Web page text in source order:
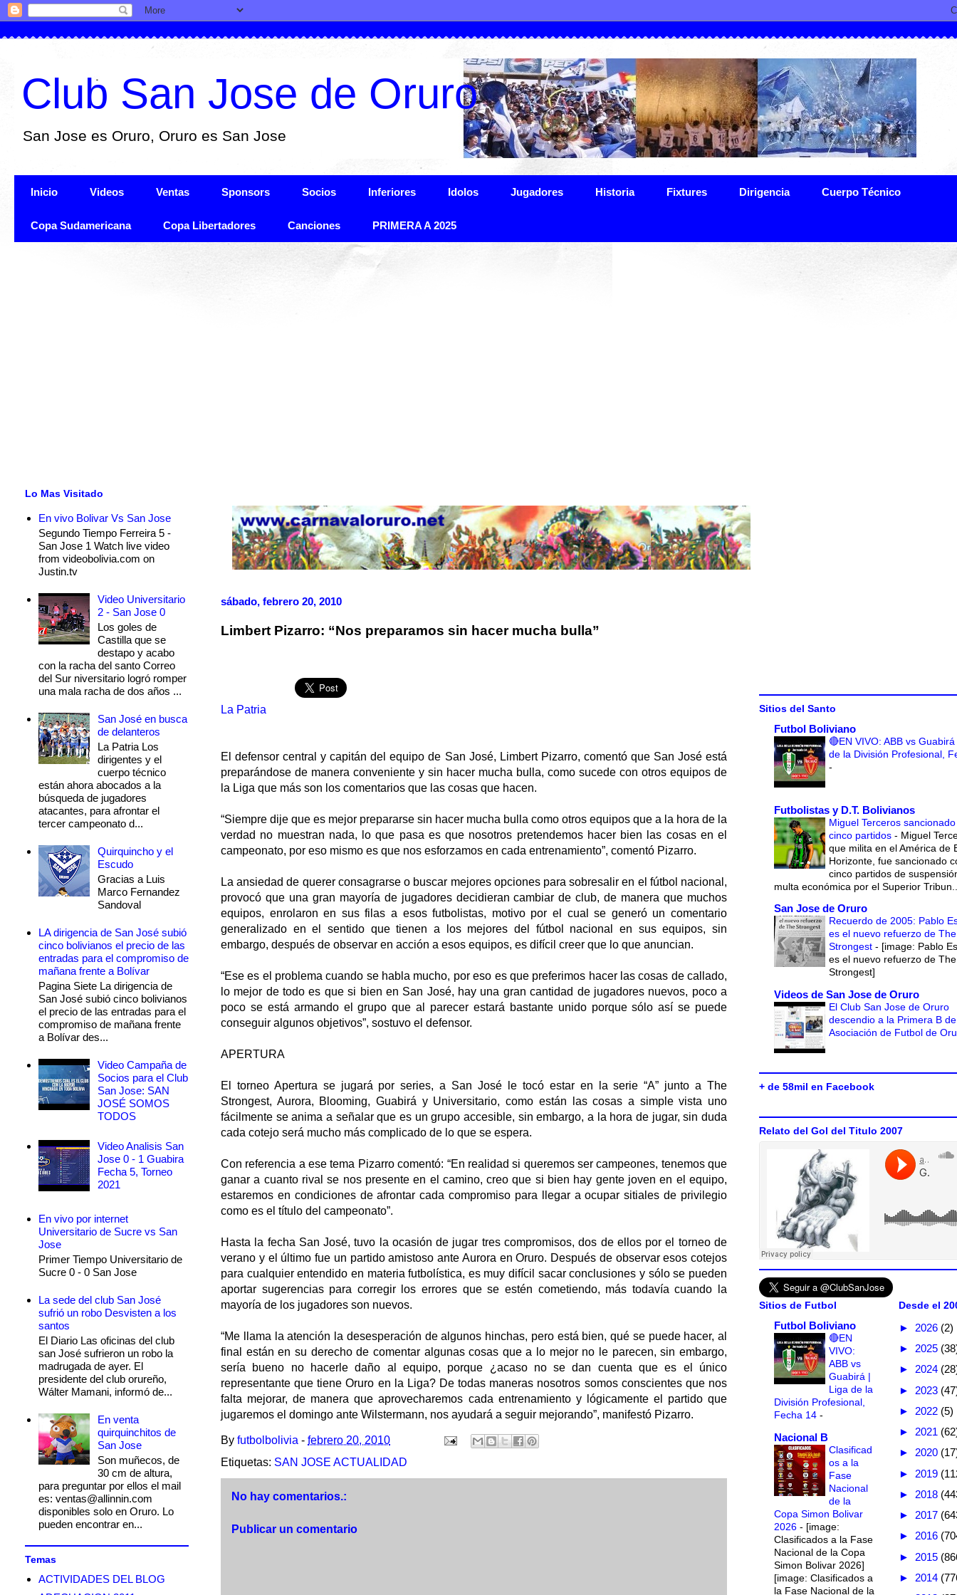
Club San Jose de Oruro
San Jose es Oruro, Oruro es San Jose
Inicio Videos Ventas Sponsors Socios Inferiores Idolos Jugadores Historia Fixtures Dirigencia Cuerpo Técnico
Copa Sudamericana Copa Libertadores Canciones PRIMERA A 2025
sábado, febrero 20, 2010
Limbert Pizarro: “Nos preparamos sin hacer mucha bulla”
La Patria
El defensor central y capitán del equipo de San José, Limbert Pizarro, comentó que San José está
preparándose de manera conveniente y sin hacer mucha bulla, como sucede con otros equipos de
la Liga que más son los comentarios que las cosas que hacen.
“Siempre dije que es mejor prepararse sin hacer mucha bulla como otros equipos que a la hora de la
verdad no muestran nada, lo que pasa es que nosotros pretendemos hacer bien las cosas en el
campeonato, por eso mismo es que nos esforzamos en cada entrenamiento”, comentó Pizarro.
La ansiedad de querer consagrarse o buscar mejores opciones para sobresalir en el fútbol nacional,
provocó que una gran mayoría de jugadores decidieran cambiar de club, de manera que muchos
equipos, enrolaron en sus filas a esos futbolistas, motivo por el cual se generó un comentario
generalizado en el sentido que tienen a los mejores del fútbol nacional en sus equipos, sin
embargo, después de observar en acción a esos equipos, es difícil creer que lo que anuncian.
“Ese es el problema cuando se habla mucho, por eso es que preferimos hacer las cosas de callado,
lo mejor de todo es que si bien en San José, hay una gran cantidad de jugadores nuevos, poco a
poco se está armando el grupo que al parecer estará bastante unido porque sólo así se puede
conseguir algunos objetivos”, sostuvo el defensor.
APERTURA
El torneo Apertura se jugará por series, a San José le tocó estar en la serie “A” junto a The
Strongest, Aurora, Blooming, Guabirá y Universitario, como están las cosas a simple vista uno
fácilmente se anima a señalar que es un grupo accesible, sin embargo, a la hora de jugar, sin duda
cada cotejo será mucho más complicado de lo que se espera.
Con referencia a ese tema Pizarro comentó: “En realidad si queremos ser campeones, tenemos que
ganar a cuanto rival se nos presente en el camino, creo que si bien hay gente joven en el equipo,
estaremos en condiciones de afrontar cada compromiso para llegar a ocupar sitiales de privilegio
como es el título del campeonato”.
Hasta la fecha San José, tuvo la ocasión de jugar tres compromisos, dos de ellos por el torneo de
verano y el último fue un partido amistoso ante Aurora en Oruro. Después de observar esos cotejos
para cualquier entendido en materia futbolística, es muy difícil sacar conclusiones y sólo se pueden
aportar sugerencias para corregir los errores que se estén cometiendo, más todavía cuando la
mayoría de los jugadores son nuevos.
“Me llama la atención la desesperación de algunos hinchas, pero está bien, qué se puede hacer, al
final están en su derecho de comentar algunas cosas que a lo mejor no le parecen, sin embargo,
sería bueno no hacerle daño al equipo, porque ¿acaso no se dan cuenta que es el único
representante que tiene Oruro en la Liga? De todas maneras nosotros somos conscientes que nos
falta mejorar, de manera que aprovecharemos cada entrenamiento y lógicamente el partido que
jugaremos el domingo ante Wilstermann, nos ayudará a seguir mejorando”, manifestó Pizarro.
By futbolbolivia - febrero 20, 2010
Etiquetas: SAN JOSE ACTUALIDAD
No hay comentarios.:
Publicar un comentario
Lo Mas Visitado
En vivo Bolivar Vs San Jose
Segundo Tiempo Ferreira 5 -
San Jose 1 Watch live video
from videobolivia.com on
Justin.tv
Video Universitario
2 - San Jose 0
Los goles de
Castilla que se
destapo y acabo
con la racha del santo Correo
del Sur niversitario logró romper
una mala racha de dos años ...
San José en busca
de delanteros
La Patria Los
dirigentes y el
cuerpo técnico
están ahora abocados a la
búsqueda de jugadores
atacantes, para afrontar el
tercer campeonato d...
Quirquincho y el
Escudo
Gracias a Luis
Marco Fernandez
Sandoval
LA dirigencia de San José subió
cinco bolivianos el precio de las
entradas para el compromiso de
mañana frente a Bolívar
Pagina Siete La dirigencia de
San José subió cinco bolivianos
el precio de las entradas para el
compromiso de mañana frente
a Bolívar des...
Video Campaña de
Socios para el Club
San Jose: SAN
JOSÉ SOMOS
TODOS
Video Analisis San
Jose 0 - 1 Guabira
Fecha 5, Torneo
2021
En vivo por internet
Universitario de Sucre vs San
Jose
Primer Tiempo Universitario de
Sucre 0 - 0 San Jose
La sede del club San José
sufrió un robo Desvisten a los
santos
El Diario Las oficinas del club
san José sufrieron un robo la
madrugada de ayer. El
presidente del club orureño,
Wálter Mamani, informó de...
En venta
quirquinchitos de
San Jose
Son muñecos, de
30 cm de altura,
para preguntar por ellos el mail
es: ventas@allinnin.com
disponibles solo en Oruro. Lo
pueden encontrar en...
Temas
ACTIVIDADES DEL BLOG
Sitios del Santo
Futbol Boliviano
🔴EN VIVO: ABB vs
de la División Profesional,
-
Futbolistas y D.T. Bolivianos
Miguel Terceros
cinco partidos - Miguel
que milita en el América de
Horizonte, fue sancionado
cinco partidos de
multa económica por el Superior
San Jose de Oruro
Recuerdo de 2005: Pablo
es el nuevo refuerzo de The
Strongest - [image: Pablo
es el nuevo refuerzo de The
Strongest]
Videos de San Jose de Oruro
El Club San Jose de Oruro
descendio a la Primera B
Asociación de Futbol de
+ de 58mil en Facebook
Relato del Gol del Titulo 2007
Sitios de Futbol
Futbol Boliviano
🔴EN
VIVO:
ABB vs
Guabirá |
Liga de la
División Profesional,
Fecha 14 -
Nacional B
Clasificad
os a la
Fase
Nacional
de la
Copa Simon Bolivar
2026 - [image:
Clasificados a la Fase
Nacional de la Copa
Simon Bolivar 2026]
[image: Clasificados a
la Fase Nacional de la
Desde el
► 2026 (2)
► 2025
► 2024
► 2023
► 2022 (5)
► 2021
► 2020
► 2019
► 2018
► 2017
► 2016
► 2015
► 2014